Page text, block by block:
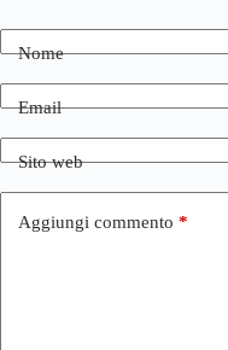
Nome
Email
Sito web
Aggiungi commento *